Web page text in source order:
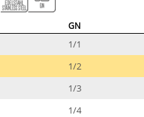
GN
1/1
1/2
1/3
1/4